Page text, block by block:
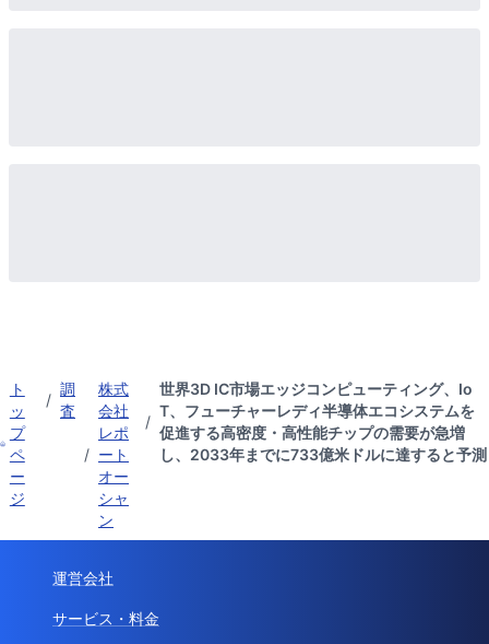
ト
ッ
プ
ペ
ー
ジ
/
調
査
/
株式
会社
レポ
ート
オー
シャ
ン
/
世界3D IC市場エッジコンピューティング、Io
T、フューチャーレディ半導体エコシステムを
促進する高密度・高性能チップの需要が急増
し、2033年までに733億米ドルに達すると予測
運営会社
サービス・料金